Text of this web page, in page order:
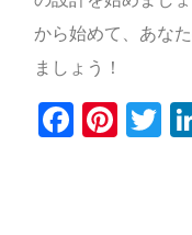
から始めて、あな
ましょう！